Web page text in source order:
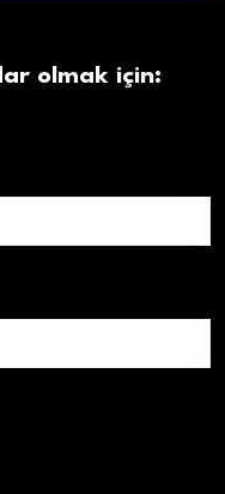
olmak için: